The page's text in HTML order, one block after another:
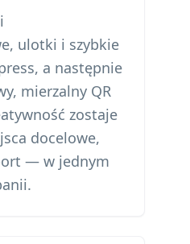
ulotki i szybkie
a następnie
mierzalny QR
zostaje
docelowe,
— w jednym